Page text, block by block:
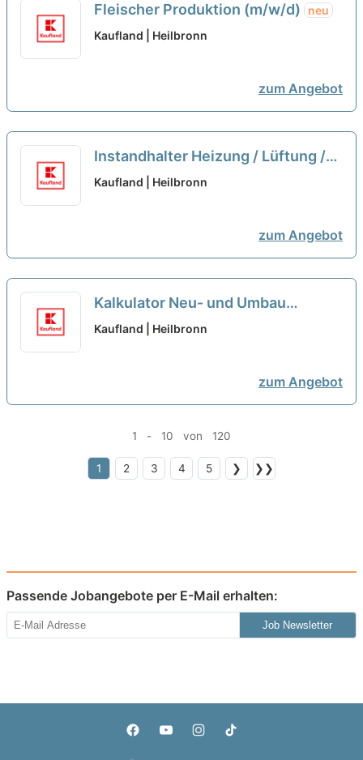
Fleischer Produktion (m/w/d)
neu
Kaufland | Heilbronn
zum Angebot
Instandhalter Heizung / Lüftung /
Sanitär (m/w/d)
Kaufland | Heilbronn
zum Angebot
Kalkulator Neu- und Umbau
(m/w/d) neu
Kaufland | Heilbronn
zum Angebot
1 - 10 von 120
1 2 3 4 5 ❯ ❯❯
Passende Jobangebote per E-Mail erhalten:
Job Newsletter